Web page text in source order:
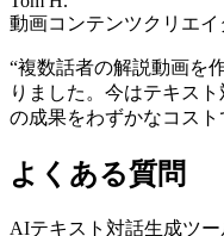
動画コンテンツクリエイ
“複数話者の解説動画を
りました。今はテキス
の成果をわずかなコスト
よくある質問
AIテキスト対話生成ツ